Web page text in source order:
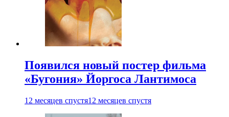
Появился новый постер фильма
«Бугония» Йоргоса Лантимоса
12 месяцев спустя12 месяцев спустя